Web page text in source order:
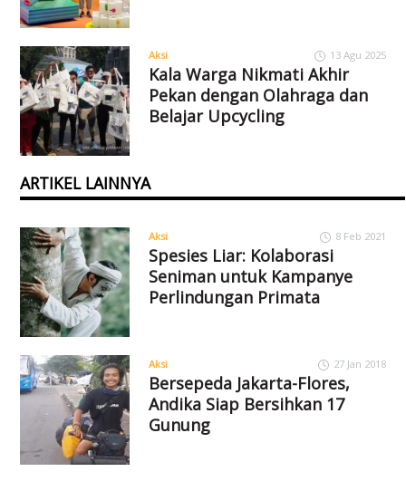
Aksi 13 Agu 2025
Kala Warga Nikmati Akhir
Pekan dengan Olahraga dan
Belajar Upcycling
ARTIKEL LAINNYA
Aksi 8 Feb 2021
Spesies Liar: Kolaborasi
Seniman untuk Kampanye
Perlindungan Primata
Aksi 27 Jan 2018
Bersepeda Jakarta-Flores,
Andika Siap Bersihkan 17
Gunung